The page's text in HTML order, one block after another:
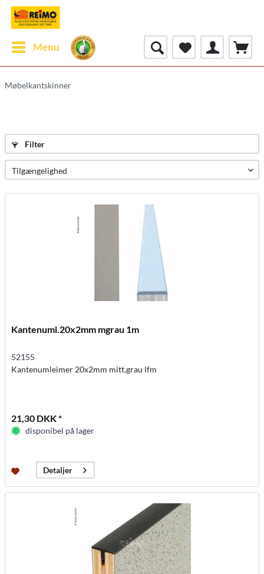
Menu
Møbelkantskinner
Filter
Kantenuml.20x2mm mgrau 1m
52155
Kantenumleimer 20x2mm mitt.grau lfm
21,30 DKK *
disponibel på lager
Detaljer